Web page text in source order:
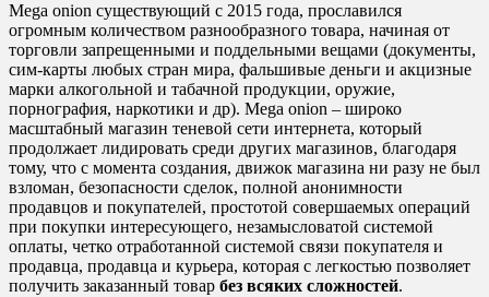
Mega onion существующий с 2015 года, прославился
огромным количеством разнообразного товара, начиная от
торговли запрещенными и поддельными вещами (документы,
сим-карты любых стран мира, фальшивые деньги и акцизные
марки алкогольной и табачной продукции, оружие,
порнография, наркотики и др). Mega onion – широко
масштабный магазин теневой сети интернета, который
продолжает лидировать среди других магазинов, благодаря
тому, что с момента создания, движок магазина ни разу не был
взломан, безопасности сделок, полной анонимности
продавцов и покупателей, простотой совершаемых операций
при покупки интересующего, незамысловатой системой
оплаты, четко отработанной системой связи покупателя и
продавца, продавца и курьера, которая с легкостью позволяет
получить заказанный товар без всяких сложностей.